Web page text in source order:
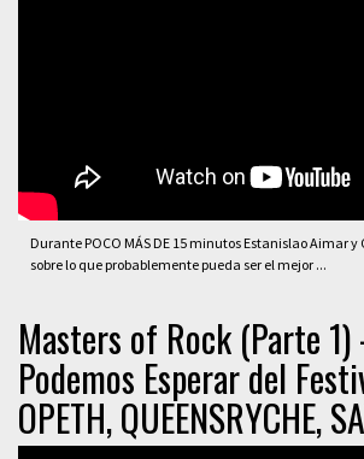
Durante POCO MÁS DE 15 minutos Estanislao Aimar
sobre lo que probablemente pueda ser el mejor ...
Masters of Rock (Parte 1)
Podemos Esperar del
OPETH, QUEENSRYCHE,